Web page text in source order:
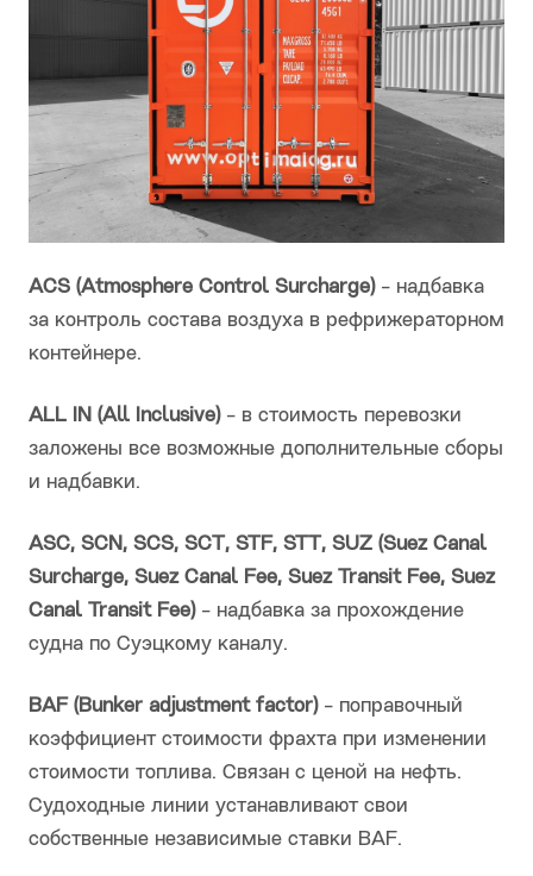
ACS (Atmosphere Control Surcharge)- надбавка
за контроль состава воздуха в рефрижераторном
контейнере.
ALL IN (All Inclusive)- в стоимость перевозки
заложены все возможные дополнительные сборы
и надбавки.
ASC, SCN, SCS, SCT, STF, STT, SUZ (Suez Canal
Surcharge, Suez Canal Fee, Suez Transit Fee, Suez
Canal Transit Fee)- надбавка за прохождение
судна по Суэцкому каналу.
BAF (Bunker adjustment factor)- поправочный
коэффициент стоимости фрахта при изменении
стоимости топлива. Связан с ценой на нефть.
Судоходные линии устанавливают свои
собственные независимые ставки BAF.